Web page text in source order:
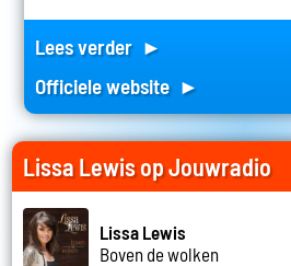
Lees verder ►
Officiele website ►
Lissa Lewis op Jouwradio
Lissa Lewis
Boven de wolken